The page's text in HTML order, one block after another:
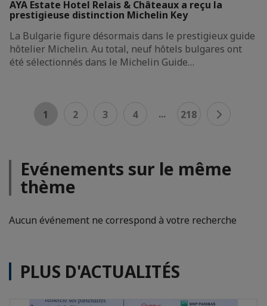
AYA Estate Hotel Relais & Châteaux a reçu la
prestigieuse distinction Michelin Key
La Bulgarie figure désormais dans le prestigieux guide
hôtelier Michelin. Au total, neuf hôtels bulgares ont
été sélectionnés dans le Michelin Guide…
1 2 3 4 ... 218
Evénements sur le même
thème
Aucun événement ne correspond à votre recherche
PLUS D'ACTUALITÉS